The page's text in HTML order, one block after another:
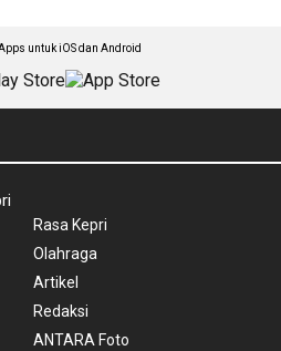
untuk iOS dan Android
Rasa Kepri
Olahraga
Artikel
Redaksi
ANTARA Foto